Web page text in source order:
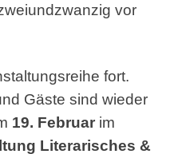
vor
fort.
Gäste sind wieder
19. Februar im
Literarisches &